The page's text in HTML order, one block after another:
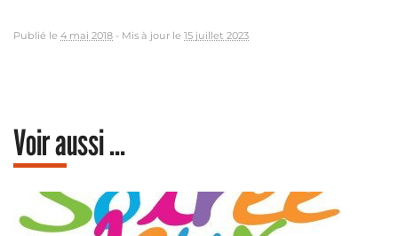
Publié le 4 mai 2018 - Mis à jour le 15 juillet 2023
Voir aussi ...